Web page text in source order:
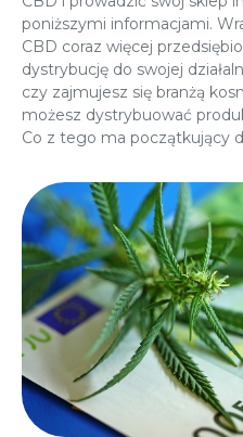
poniższymi informacjami.
CBD coraz więcej
dystrybucję do swojej
czy zajmujesz się branżą
możesz dystrybuować
Co z tego ma początkujący